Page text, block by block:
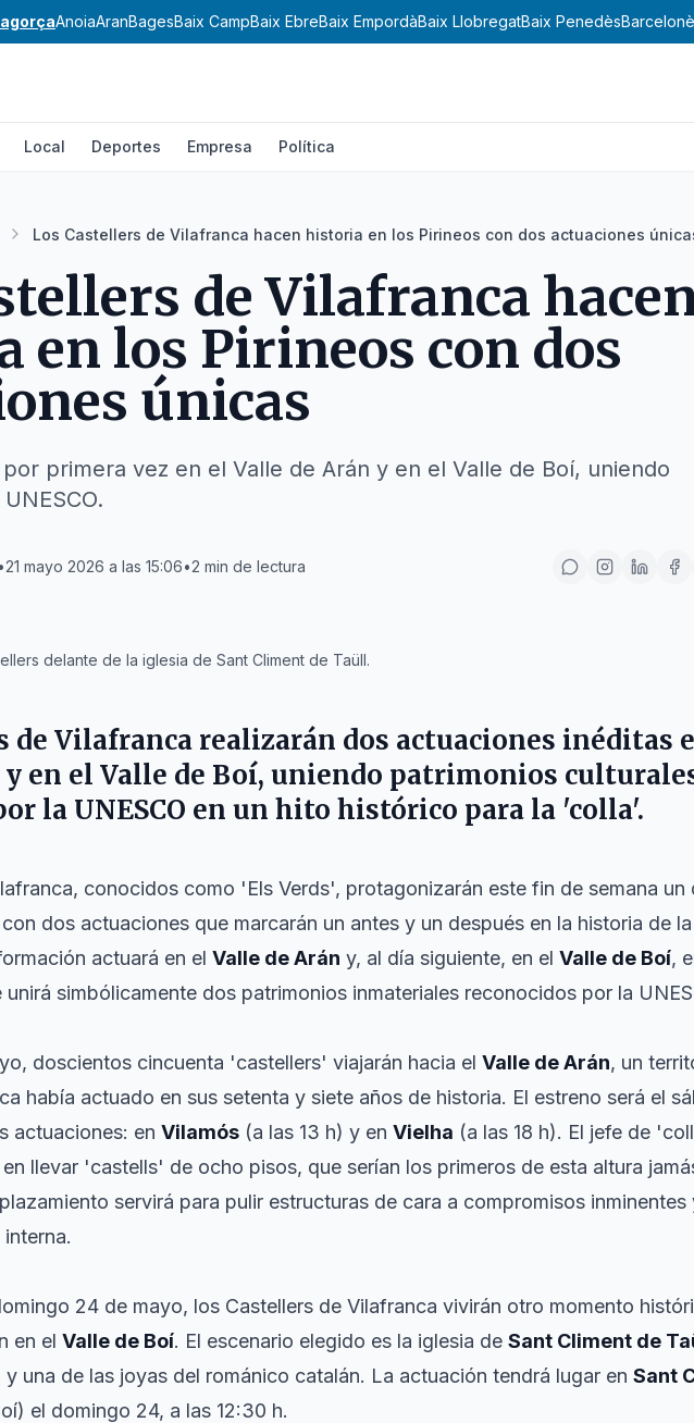
AnoiaAranBagesBaix CampBaix EbreBaix EmpordàBaix LlobregatBaix Penedès
Local Deportes Empresa Política
Los Castellers de Vilafranca hacen historia en los Pirineos con dos actuaciones
de Vilafranca
en los Pirineos con dos
únicas
primera vez en el Valle de Arán y en el Valle de Boí, uniendo
•21 mayo 2026 a las 15:06•2 min de lectura
delante de la iglesia de Sant Climent de Taüll.
de Vilafranca realizarán dos actuaciones inéditas
y en el Valle de Boí, uniendo patrimonios
la UNESCO en un hito histórico para la 'colla'.
conocidos como 'Els Verds', protagonizarán este fin de semana un
dos actuaciones que marcarán un antes y un después en la historia de
actuará en el Valle de Arán y, al día siguiente, en el Valle de Boí,
simbólicamente dos patrimonios inmateriales reconocidos por la
doscientos cincuenta 'castellers' viajarán hacia el Valle de Arán, un
había actuado en sus setenta y siete años de historia. El estreno será el
actuaciones: en Vilamós (a las 13 h) y en Vielha (a las 18 h). El jefe de
llevar 'castells' de ocho pisos, que serían los primeros de esta altura
servirá para pulir estructuras de cara a compromisos inminentes
24 de mayo, los Castellers de Vilafranca vivirán otro momento
en el Valle de Boí. El escenario elegido es la iglesia de Sant Climent de
y una de las joyas del románico catalán. La actuación tendrá lugar en Sant
el domingo 24, a las 12:30 h.